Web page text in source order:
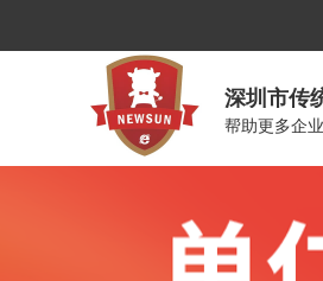
深圳市传
帮助更多企